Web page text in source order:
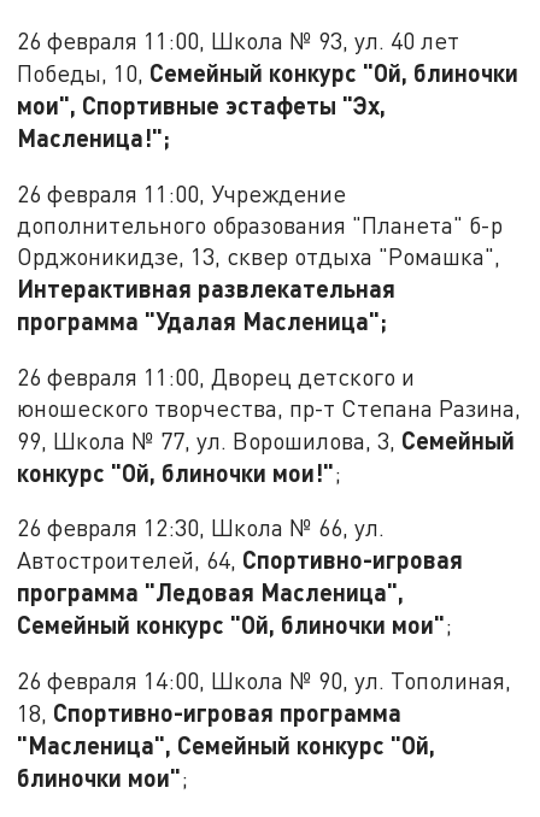
26 февраля 11:00, Школа № 93, ул. 40 лет
Победы, 10, Семейный конкурс "Ой, блиночки
мои", Спортивные эстафеты "Эх,
Масленица!";
26 февраля 11:00, Учреждение
дополнительного образования "Планета" б-р
Орджоникидзе, 13, сквер отдыха "Ромашка",
Интерактивная развлекательная
программа "Удалая Масленица";
26 февраля 11:00, Дворец детского и
юношеского творчества, пр-т Степана Разина,
99, Школа № 77, ул. Ворошилова, 3, Семейный
конкурс "Ой, блиночки мои!";
26 февраля 12:30, Школа № 66, ул.
Автостроителей, 64, Спортивно-игровая
программа "Ледовая Масленица",
Семейный конкурс "Ой, блиночки мои";
26 февраля 14:00, Школа № 90, ул. Тополиная,
18, Спортивно-игровая программа
"Масленица", Семейный конкурс "Ой,
блиночки мои";